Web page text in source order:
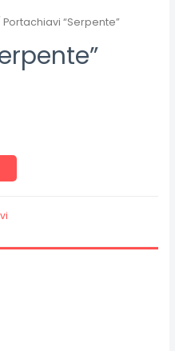
Portachiavi “Serpente”